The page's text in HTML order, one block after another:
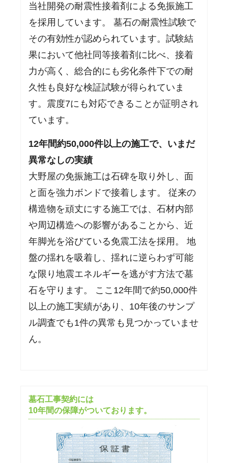
当社開発の耐震性接着剤による免振施工
を採用しています。 墓石の耐震性試験で
その有効性が認められています。試験結
果において他社同等接着剤に比べ、接着
力が高く、総合的にも劣化条件下での耐
久性も良好な検証試験が得られていま
す。震度7にも対応できることが証明され
ています。
12年間約50,000件以上の施工で、いまだ
異常なしの実績
大野屋の免振施工は石碑を取り外し、面
と面を強力ボンドで接着します。 従来の
構造物を頑丈にする施工では、石材内部
や周辺構造への影響があることから、近
年脚光を浴びている免震工法を採用。 地
盤の揺れを吸着し、揺れに逆らわず可能
な限り地震エネルギーを逃がす方法で墓
石を守ります。 ここ12年間で約50,000件
以上の施工実績があり、10年後のサンプ
ル調査でも1件の異常も見つかっていませ
ん。
墓石工事契約には
10年間の保障がついております。